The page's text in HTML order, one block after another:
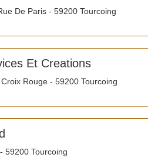
De Paris - 59200 Tourcoing
Et Creations
Rouge - 59200 Tourcoing
Tourcoing